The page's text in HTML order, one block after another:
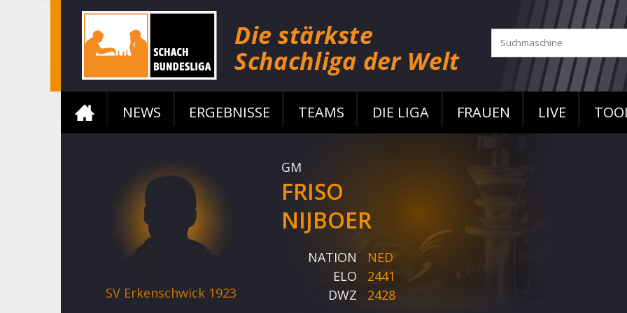
NEWS ERGEBNISSE TEAMS DIE LIGA FRAUEN LIVE
SV Erkenschwick 1923
GM
FRISO
NIJBOER
NATION
NED
ELO
2441
DWZ
2428